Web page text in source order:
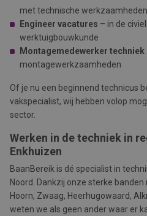
met technische werkzaamheden
Engineer vacatures – in de
werktuigbouwkunde
Montagemedewerker techniek
montagewerkzaamheden
Of je nu een beginnend technicus
vakspecialist, wij hebben volop
sector.
Werken in de techniek in
Enkhuizen
BaanBereik is dé specialist in
Noord. Dankzij onze sterke
Hoorn, Zwaag, Heerhugowaard,
weten we als geen ander waar er